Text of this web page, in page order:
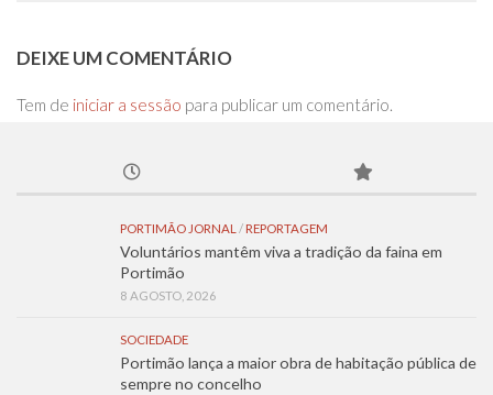
DEIXE UM COMENTÁRIO
Tem de iniciar a sessão para publicar um comentário.
PORTIMÃO JORNAL / REPORTAGEM
Voluntários mantêm viva a tradição da faina em
Portimão
8 AGOSTO, 2026
SOCIEDADE
Portimão lança a maior obra de habitação pública de
sempre no concelho